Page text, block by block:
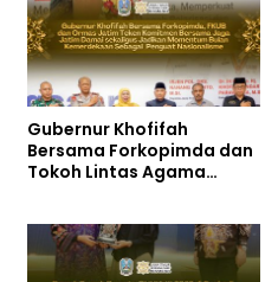
Gubernur Khofifah
Bersama Forkopimda dan
Tokoh Lintas Agama
serta Semangat
Kebangsaan